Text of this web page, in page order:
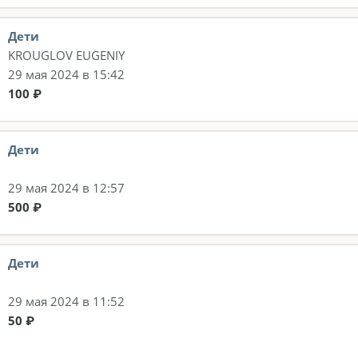
Дети
KROUGLOV EUGENIY
29 мая 2024 в 15:42
100 ₽
Дети
29 мая 2024 в 12:57
500 ₽
Дети
29 мая 2024 в 11:52
50 ₽